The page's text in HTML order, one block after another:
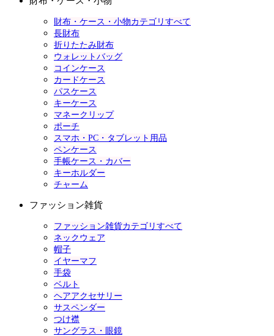
財布・ケース・小物カテゴリすべて
長財布
折りたたみ財布
ウォレットバッグ
コインケース
カードケース
パスケース
キーケース
マネークリップ
ポーチ
スマホ・PC・タブレット用品
ペンケース
手帳ケース・カバー
キーホルダー
チャーム
ファッション雑貨
ファッション雑貨カテゴリすべて
ネックウェア
帽子
イヤーマフ
手袋
ベルト
ヘアアクセサリー
サスペンダー
つけ襟
サングラス・眼鏡